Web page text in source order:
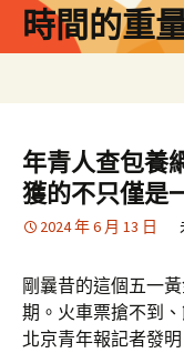
時間的重
年青人查包養
獲的不只僅是
2024 年 6 月 13 日
剛曩昔的這個五一
期。火車票搶不到
北京青年報記者發